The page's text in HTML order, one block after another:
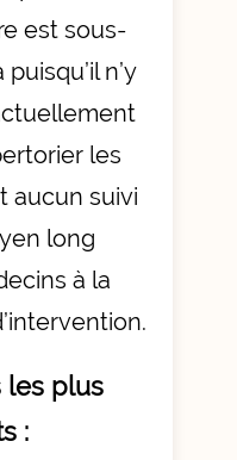
est sous-
n’y
les
aucun suivi
long
à la
les plus
: